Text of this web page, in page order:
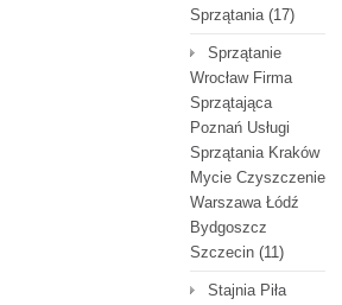
Sprzątania(17)
Sprzątanie
Wrocław Firma
Sprzątająca
Poznań Usługi
Sprzątania Kraków
Mycie Czyszczenie
Warszawa Łódź
Bydgoszcz
Szczecin (11)
Stajnia Piła